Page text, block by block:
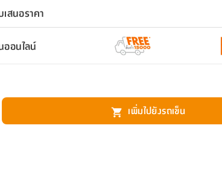
เสนอราคา
ออนไลน์
เพิ่มไปยังรถเข็น